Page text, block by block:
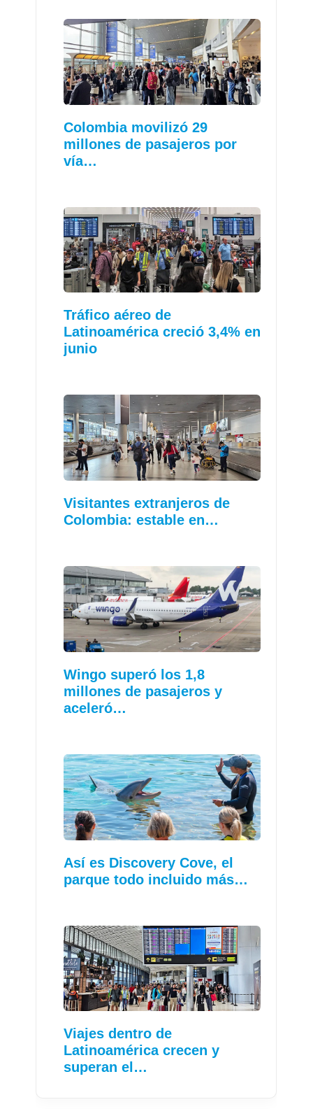
Colombia movilizó 29
millones de pasajeros por
vía…
Tráfico aéreo de
Latinoamérica creció 3,4% en
junio
Visitantes extranjeros de
Colombia: estable en…
Wingo superó los 1,8
millones de pasajeros y
aceleró…
Así es Discovery Cove, el
parque todo incluido más…
Viajes dentro de
Latinoamérica crecen y
superan el…